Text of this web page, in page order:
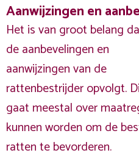
Aanwijzingen en
Het is van groot belang
de aanbevelingen en
aanwijzingen van de
rattenbestrijder opvolgt.
gaat meestal over
kunnen worden om de
ratten te bevorderen.